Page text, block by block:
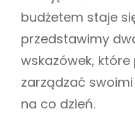
budżetem staje
przedstawimy
wskazówek,
zarządzać
na co dzień.